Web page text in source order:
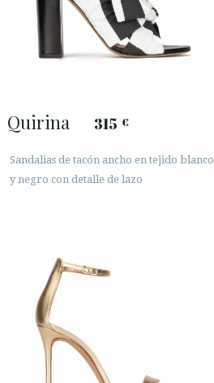
Quirina 315 €
Sandalias de tacón ancho en tejido blanco
y negro con detalle de lazo